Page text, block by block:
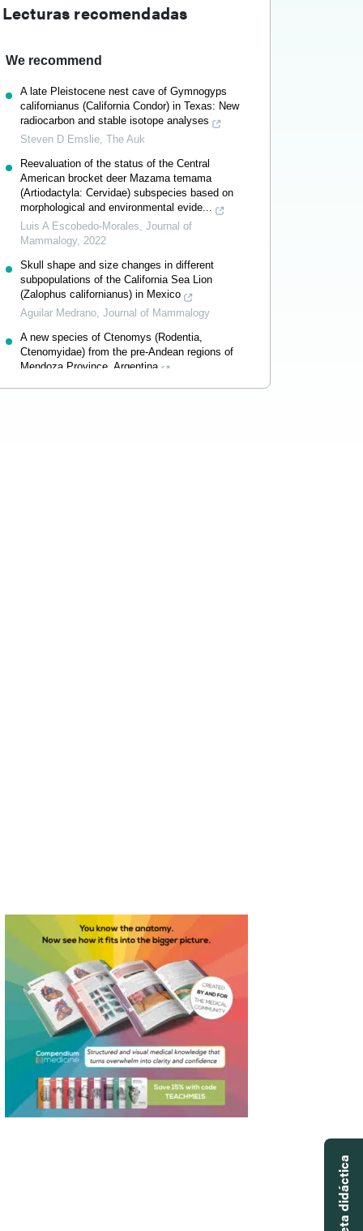
Lecturas recomendadas
We recommend
A late Pleistocene nest cave of Gymnogyps
californianus (California Condor) in Texas: New
radiocarbon and stable isotope analyses
Steven D Emslie, The Auk
Reevaluation of the status of the Central
American brocket deer Mazama temama
(Artiodactyla: Cervidae) subspecies based on
morphological and environmental evide...
Luis A Escobedo-Morales, Journal of
Mammalogy, 2022
Skull shape and size changes in different
subpopulations of the California Sea Lion
(Zalophus californianus) in Mexico
Aguilar Medrano, Journal of Mammalogy
A new species of Ctenomys (Rodentia,
Ctenomyidae) from the pre-Andean regions of
Mendoza Province, Argentina
Mauro N Tammone,Journal of Mammalogy